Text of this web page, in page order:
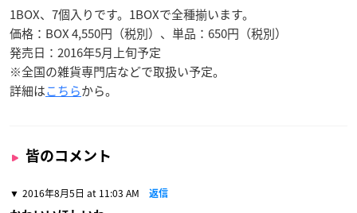
1BOX、7個入りです。1BOXで全種揃います。
価格：BOX 4,550円（税別）、単品：650円（税別）
発売日：2016年5月上旬予定
※全国の雑貨専門店などで取扱い予定。
詳細はこちらから。
皆のコメント
2016年8月5日 at 11:03 AM 返信